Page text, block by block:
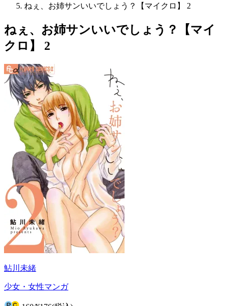
ねぇ、お姉サンいいでしょう？【マイクロ】 2
ねぇ、お姉サンいいでしょう？【マイ
クロ】 2
鮎川未緒
少女・女性マンガ